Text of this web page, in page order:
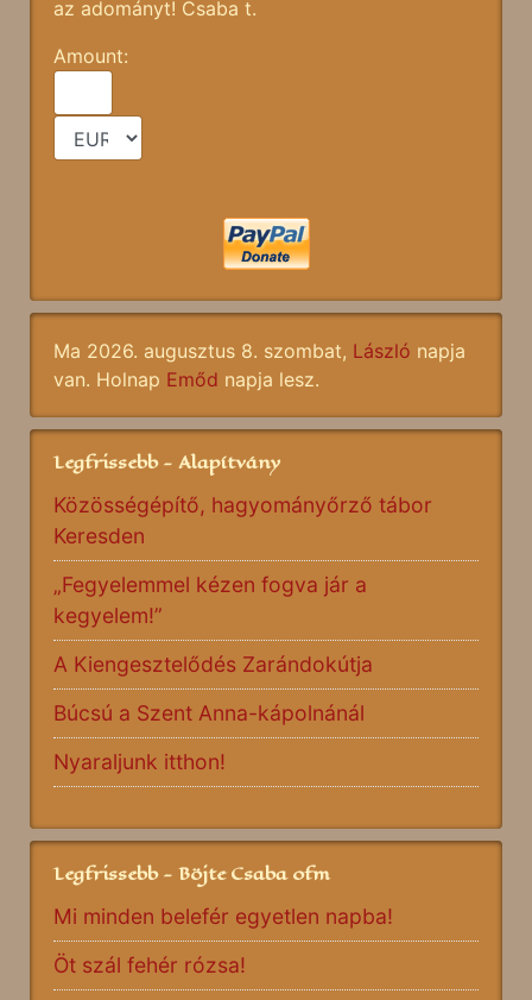
az adományt! Csaba t.
Amount:
Ma 2026. augusztus 8. szombat, László napja
van. Holnap Emőd napja lesz.
Legfrissebb - Alapítvány
Közösségépítő, hagyományőrző tábor
Keresden
„Fegyelemmel kézen fogva jár a
kegyelem!”
A Kiengesztelődés Zarándokútja
Búcsú a Szent Anna-kápolnánál
Nyaraljunk itthon!
Legfrissebb - Böjte Csaba ofm
Mi minden belefér egyetlen napba!
Öt szál fehér rózsa!